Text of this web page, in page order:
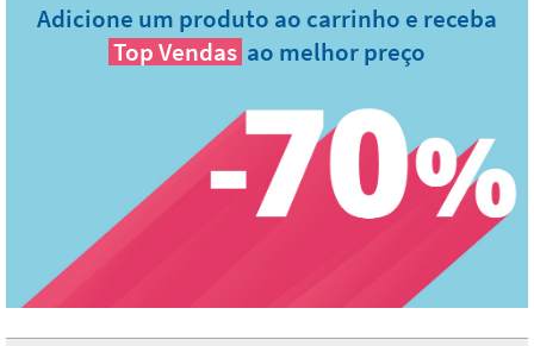
Adicione um produto ao carrinho e receba
Top Vendas ao melhor preço